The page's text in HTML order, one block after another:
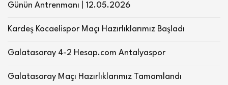
Günün Antrenmanı | 12.05.2026
Kardeş Kocaelispor Maçı Hazırlıklarımız Başladı
Galatasaray 4-2 Hesap.com Antalyaspor
Galatasaray Maçı Hazırlıklarımız Tamamlandı